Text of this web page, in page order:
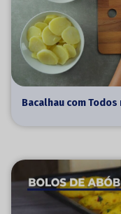
Bacalhau com Todos